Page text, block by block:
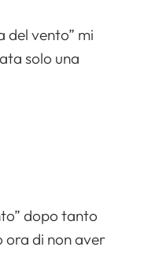
del vento” mi
solo una
dopo tanto
ora di non aver